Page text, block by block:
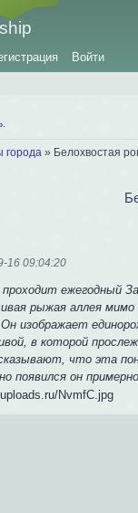
Войти
города » Белохвостая
16 09:04:20
ежегодный
рыжая аллея
изображает
в которой
что эта
появился он